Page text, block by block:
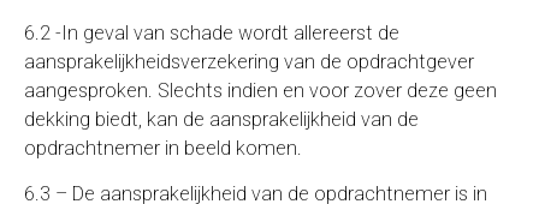
6.2 -In geval van schade wordt allereerst de
aansprakelijkheidsverzekering van de opdrachtgever
aangesproken. Slechts indien en voor zover deze geen
dekking biedt, kan de aansprakelijkheid van de
opdrachtnemer in beeld komen.
6.3 – De aansprakelijkheid van de opdrachtnemer is in